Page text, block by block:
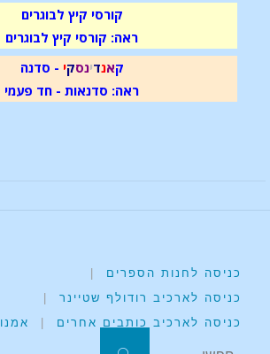
קורסי קיץ לבוגרים
ראה: קורסי קיץ לבוגרים
קאנדינסקי - סדנה
ראה: סדנאות - חד פעמי
כניסה לחנות הספרים
כניסה לארכיב רודולף שטיינר
כניסה לארכיב כותבים אחרים